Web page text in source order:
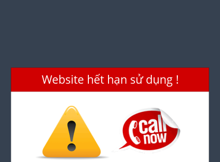
Website hết hạn sử dụng !